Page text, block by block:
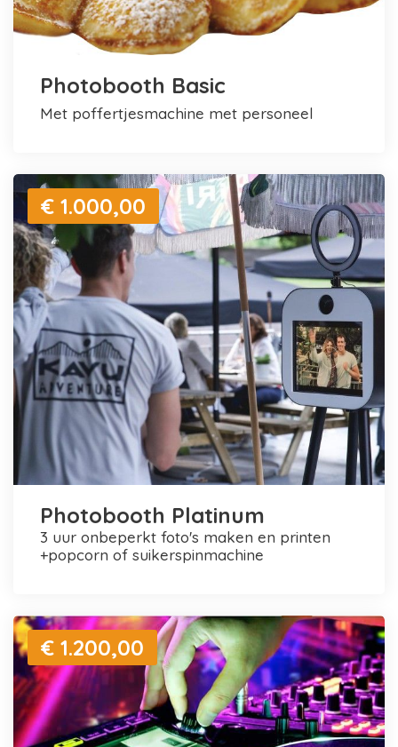
Photobooth Basic
met poffertjesmachine met personeel
€ 1.000,00
Photobooth Platinum
3 uur onbeperkt foto's maken en printen
+popcorn of suikerspinmachine
€ 1.200,00